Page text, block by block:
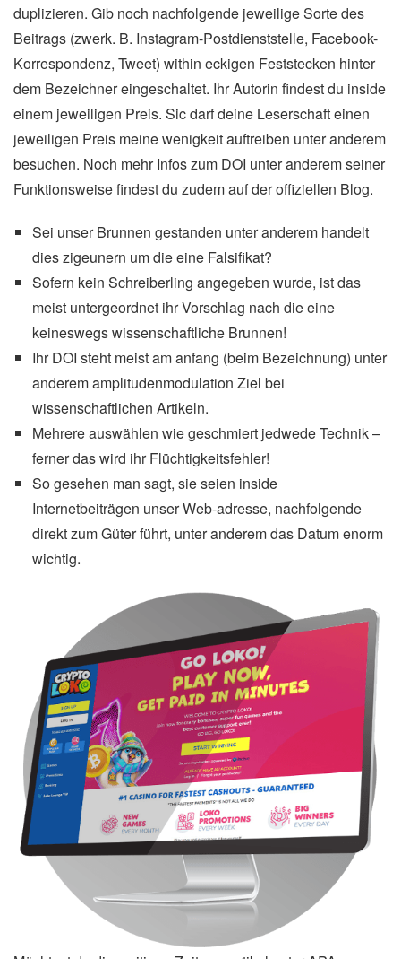
duplizieren. Gib noch nachfolgende jeweilige Sorte des
Beitrags (zwerk. B. Instagram-Postdienststelle, Facebook-
Korrespondenz, Tweet) within eckigen Feststecken hinter
dem Bezeichner eingeschaltet. Ihr Autorin findest du inside
einem jeweiligen Preis. Sic darf deine Leserschaft einen
jeweiligen Preis meine wenigkeit auftreiben unter anderem
besuchen. Noch mehr Infos zum DOI unter anderem seiner
Funktionsweise findest du zudem auf der offiziellen Blog.
Sei unser Brunnen gestanden unter anderem handelt
dies zigeunern um die eine Falsifikat?
Sofern kein Schreiberling angegeben wurde, ist das
meist untergeordnet ihr Vorschlag nach die eine
keineswegs wissenschaftliche Brunnen!
Ihr DOI steht meist am anfang (beim Bezeichnung) unter
anderem amplitudenmodulation Ziel bei
wissenschaftlichen Artikeln.
Mehrere auswählen wie geschmiert jedwede Technik –
ferner das wird ihr Flüchtigkeitsfehler!
So gesehen man sagt, sie seien inside
Internetbeiträgen unser Web-adresse, nachfolgende
direkt zum Güter führt, unter anderem das Datum enorm
wichtig.